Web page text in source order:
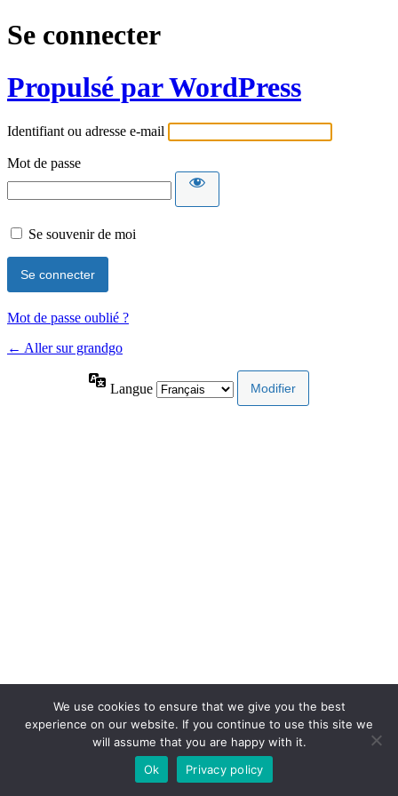
Se connecter
Propulsé par WordPress
Identifiant ou adresse e-mail
Mot de passe
Se souvenir de moi
Mot de passe oublié ?
← Aller sur grandgo
Langue
We use cookies to ensure that we give you the best
experience on our website. If you continue to use this site we
will assume that you are happy with it.
Ok
Privacy policy